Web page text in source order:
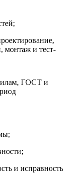
монтаж и тест-
ГОСТ и
и исправность